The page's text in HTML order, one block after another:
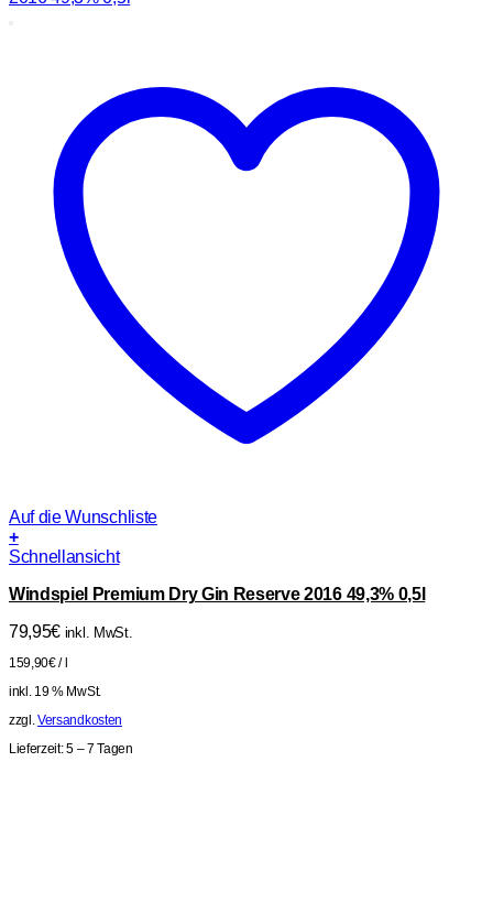
Auf die Wunschliste
+
Schnellansicht
Windspiel Premium Dry Gin Reserve 2016 49,3% 0,5l
79,95€ inkl. MwSt.
159,90€/
inkl. 19 % MwSt.
zzgl.Versandkosten
Lieferzeit:5 – 7 Tagen